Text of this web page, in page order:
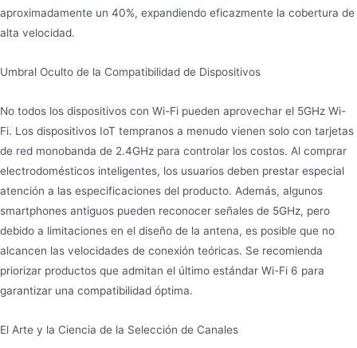
aproximadamente un 40%, expandiendo eficazmente la cobertura de
alta velocidad.
Umbral Oculto de la Compatibilidad de Dispositivos
No todos los dispositivos con Wi-Fi pueden aprovechar el 5GHz Wi-
Fi. Los dispositivos IoT tempranos a menudo vienen solo con tarjetas
de red monobanda de 2.4GHz para controlar los costos. Al comprar
electrodomésticos inteligentes, los usuarios deben prestar especial
atención a las especificaciones del producto. Además, algunos
smartphones antiguos pueden reconocer señales de 5GHz, pero
debido a limitaciones en el diseño de la antena, es posible que no
alcancen las velocidades de conexión teóricas. Se recomienda
priorizar productos que admitan el último estándar Wi-Fi 6 para
garantizar una compatibilidad óptima.
El Arte y la Ciencia de la Selección de Canales